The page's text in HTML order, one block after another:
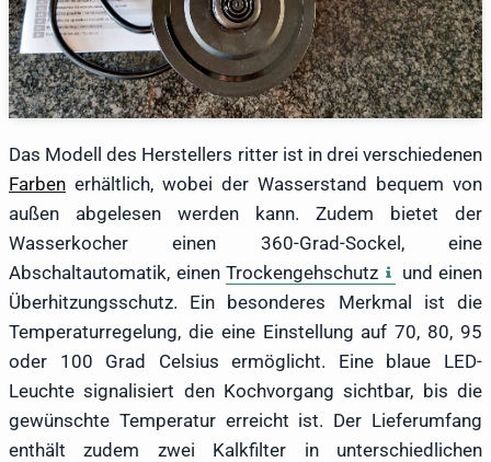
Das Modell des Herstellers ritter ist in drei verschiedenen
Farben erhältlich, wobei der Wasserstand bequem von
außen abgelesen werden kann. Zudem bietet der
Wasserkocher einen 360-Grad-Sockel, eine
Abschaltautomatik, einen Trockengehschutz
und einen
Überhitzungsschutz. Ein besonderes Merkmal ist die
Temperaturregelung, die eine Einstellung auf 70, 80, 95
oder 100 Grad Celsius ermöglicht. Eine blaue LED-
Leuchte signalisiert den Kochvorgang sichtbar, bis die
gewünschte Temperatur erreicht ist. Der Lieferumfang
enthält zudem zwei Kalkfilter in unterschiedlichen